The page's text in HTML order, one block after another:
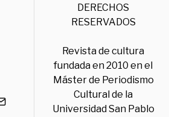
DERECHOS
RESERVADOS
Revista de cultura
fundada en 2010 en el
Máster de Periodismo
Cultural de la
Universidad San Pablo